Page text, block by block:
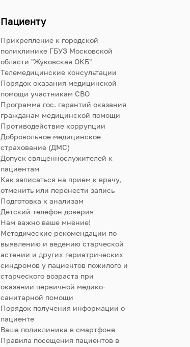
Пациенту
Прикрепление к городской
поликлинике ГБУЗ Московской
области "Жуковская ОКБ"
Телемедицинские консультации
Порядок оказания медицинской
помощи участникам СВО
Программа гос. гарантий оказания
гражданам медицинской помощи
Противодействие коррупции
Добровольное медицинское
страхование (ДМС)
Допуск священнослужителей к
пациентам
Как записаться на прием к врачу,
отменить или перенести запись
Подготовка к анализам
Детский телефон доверия
Нам важно ваше мнение!
Методические рекомендации по
выявлению и ведению старческой
астении и других гериатрических
синдромов у пациентов пожилого и
старческого возраста при
оказании первичной медико-
санитарной помощи
Порядок получения информации о
пациенте
Ваша поликлиника в смартфоне
Правила посещения пациентов в